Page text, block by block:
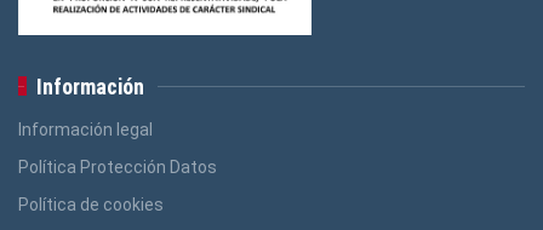
Información
Información legal
Política Protección Datos
Política de cookies